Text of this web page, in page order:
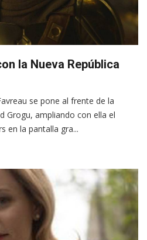
la Nueva República
se pone al frente de la
Grogu, ampliando con ella el
en la pantalla gra...